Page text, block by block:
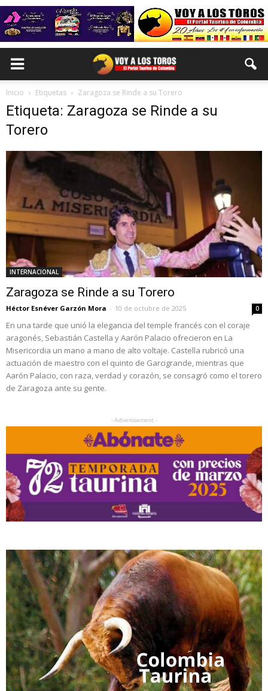
Inicio Etiquetas Zaragoza se Rinde a su Torero
Etiqueta: Zaragoza se Rinde a su
Torero
INTERNACIONAL
Zaragoza se Rinde a su Torero
Héctor Esnéver Garzón Mora - 10 de octubre de 2025 0
En una tarde que unió la elegancia del temple francés con el coraje
aragonés, Sebastián Castella y Aarón Palacio ofrecieron en La
Misericordia un mano a mano de alto voltaje. Castella rubricó una
actuación de maestro con el quinto de Garcigrande, mientras que
Aarón Palacio, con raza, verdad y corazón, se consagró como el torero
de Zaragoza ante su gente.
- Advertisement -